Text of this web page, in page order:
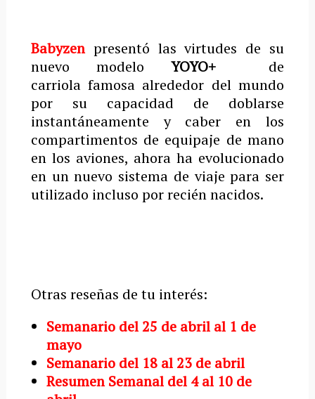
Babyzenpresentó las virtudes de su
nuevo modelo YOYO+de
carriola famosa alrededor del mundo
por su capacidad de doblarse
instantáneamente y caber en los
compartimentos de equipaje de mano
en los aviones, ahora ha evolucionado
en un nuevo sistema de viaje para ser
utilizado incluso por recién nacidos.
Otras reseñas de tu interés:
Semanario del 25 de abril al 1 de
mayo
Semanario del 18 al 23 de abril
Resumen Semanal del 4 al 10 de